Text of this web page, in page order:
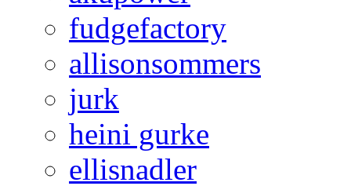
fudgefactory
allisonsommers
jurk
heini gurke
ellisnadler